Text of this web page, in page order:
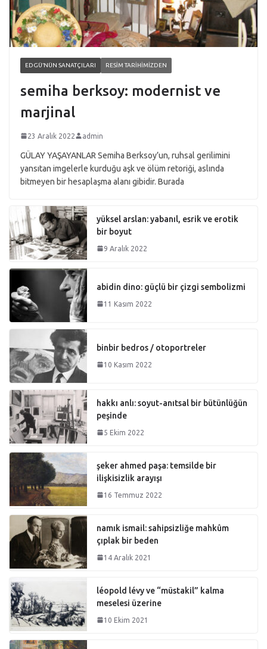
EDGÜ’NÜN SANATÇILARI RESIM TARIHIMIZDEN
semiha berksoy: modernist ve
marjinal
23 Aralık 2022 admin
GÜLAY YAŞAYANLAR Semiha Berksoy’un, ruhsal gerilimini
yansıtan imgelerle kurduğu aşk ve ölüm retoriği, aslında
bitmeyen bir hesaplaşma alanı gibidir. Burada
yüksel arslan: yabanıl, esrik ve erotik
bir boyut
9 Aralık 2022
abidin dino: güçlü bir çizgi sembolizmi
11 Kasım 2022
binbir bedros / otoportreler
10 Kasım 2022
hakkı anlı: soyut-anıtsal bir bütünlüğün
peşinde
5 Ekim 2022
şeker ahmed paşa: temsilde bir
ilişkisizlik arayışı
16 Temmuz 2022
namık ismail: sahipsizliğe mahkûm
çıplak bir beden
14 Aralık 2021
léopold lévy ve “müstakil” kalma
meselesi üzerine
10 Ekim 2021